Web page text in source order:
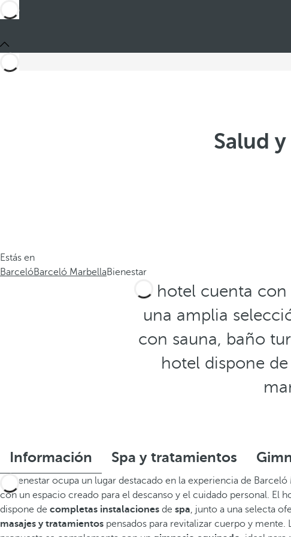
Salud
Estás en
BarcelóBarceló MarbellaBienestar
El hotel cuenta
una amplia
con sauna, baño
hotel dispone
Información Spa y tratamientos
El bienestar ocupa un lugar destacado en la experiencia de Barceló
con un espacio creado para el descanso y el cuidado personal. El
dispone de completas instalaciones de spa, junto a una selecta
masajes y tratamientos pensados para revitalizar cuerpo y mente.